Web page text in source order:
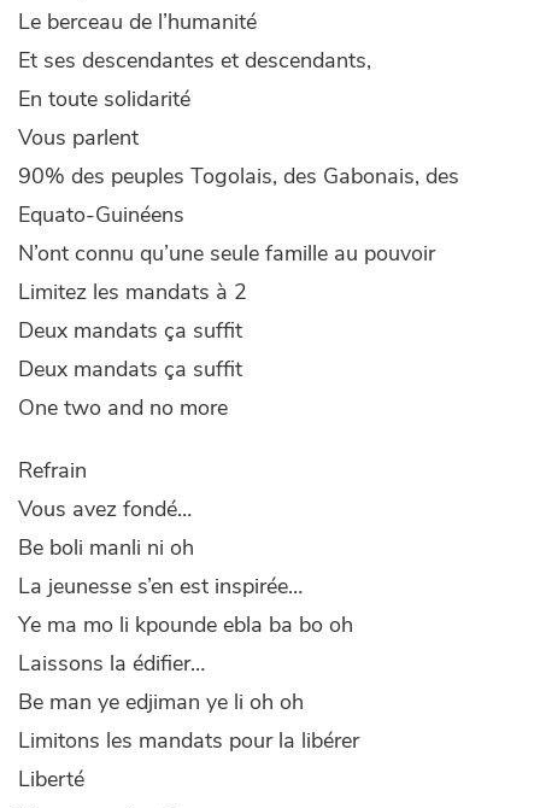
Le berceau de l’humanité
Et ses descendantes et descendants,
En toute solidarité
Vous parlent
90% des peuples Togolais, des Gabonais, des
Equato-Guinéens
N’ont connu qu’une seule famille au pouvoir
Limitez les mandats à 2
Deux mandats ça suffit
Deux mandats ça suffit
One two and no more
Refrain
Vous avez fondé…
Be boli manli ni oh
La jeunesse s’en est inspirée…
Ye ma mo li kpounde ebla ba bo oh
Laissons la édifier…
Be man ye edjiman ye li oh oh
Limitons les mandats pour la libérer
Liberté